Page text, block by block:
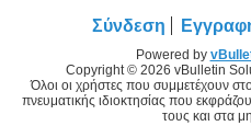
Σύνδεση
Powered by
Copyright © 2026 vBulletin
Όλοι οι χρήστες που συμμετέχουν
πνευματικής ιδιοκτησίας που
τους και στα